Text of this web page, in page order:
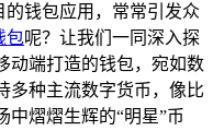
的钱包应用，常常引发众
包呢？让我们一同深入探
动端打造的钱包，宛如数
多种主流数字货币，像比
中熠熠生辉的“明星”币